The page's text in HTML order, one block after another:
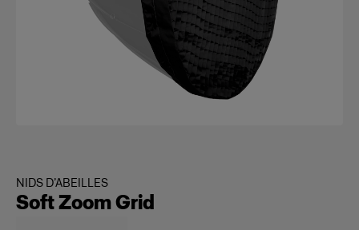
NIDS D’ABEILLES
Soft Zoom Grid